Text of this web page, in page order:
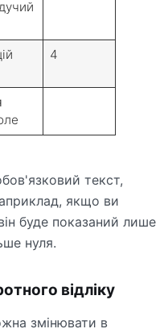
4
текст,
якщо ви
буде показаний лише
нуля.
відліку
змінювати в